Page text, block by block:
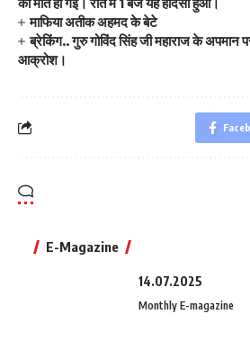
माफिया अतीक अहमद के बेटे
ब्रेकिंग.. गुरु गोविंद सिंह जी महाराज के अपमान
आक्रोश।
E-Magazine
14.07.2025
Monthly E-magazine